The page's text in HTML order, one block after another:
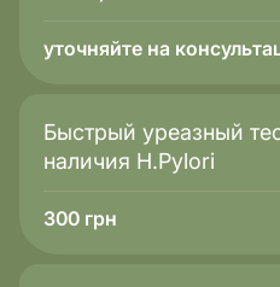
ЛП(а)
Липопротеид(а)
Генетически повышает
уточняйте на
Быстрый уреазный
наличия H.Pylori
300 грн